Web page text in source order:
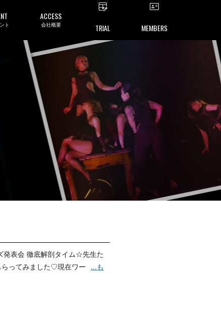
ト
ACCESS
会社概要 TRIAL MEMBERS
表会 徹底解剖タイム☆先生た
らってみました♡現在ワー ...も